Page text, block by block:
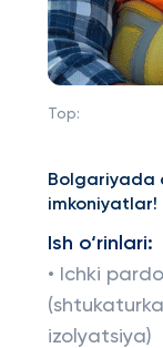
Top:
Bolgariyada
imkoniyatlar!
Ish o‘rinlari:
• Ichki
izolyatsiya)